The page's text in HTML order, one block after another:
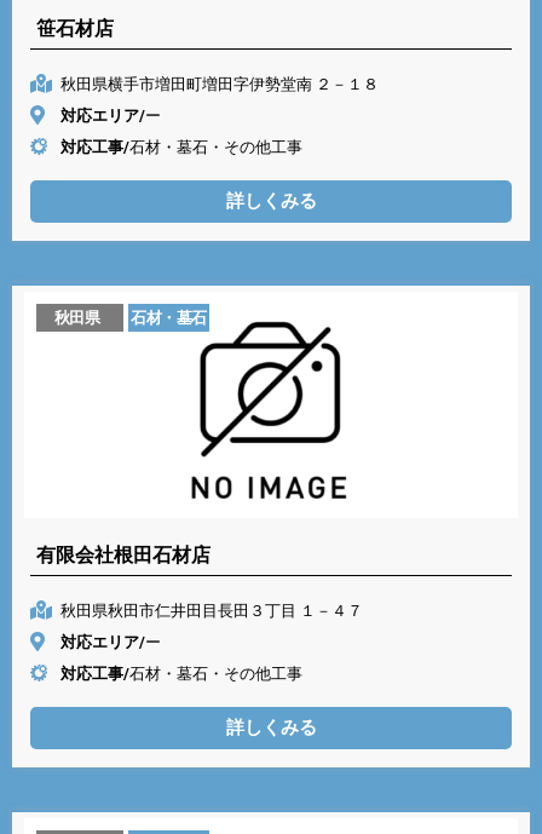
笹石材店
秋田県横手市増田町増田字伊勢堂南 ２－１８
対応エリア/ー
対応工事/石材・墓石・その他工事
詳しくみる
秋田県 石材・墓石
有限会社根田石材店
秋田県秋田市仁井田目長田３丁目 １－４７
対応エリア/ー
対応工事/石材・墓石・その他工事
詳しくみる